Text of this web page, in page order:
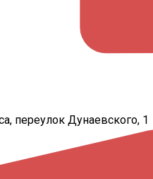
переулок Дунаевского, 1